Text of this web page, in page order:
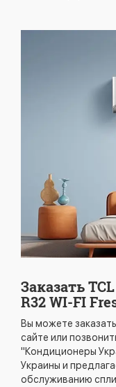
Заказать
R32 WI-FI
Вы можете
сайте или
"Кондиционеры
Украины и
обслуживанию